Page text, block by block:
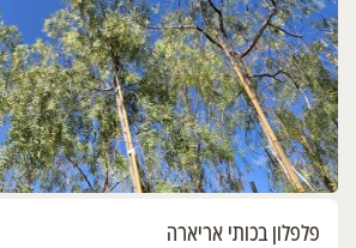
פלפלון בכותי אריארה